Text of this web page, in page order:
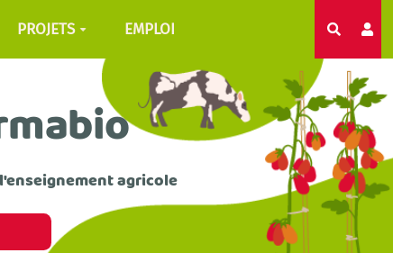
PROJETS EMPLOI
agricole